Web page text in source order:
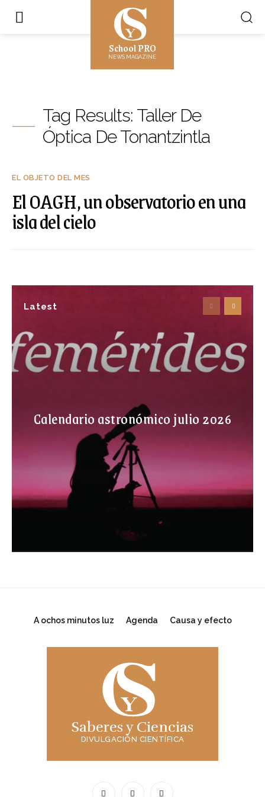
School PRO
NEWS MAGAZINE
Latest
Calendario astronómico julio 2026
Tag Results: Taller De
Óptica De Tonantzintla
EL OBJETO DEL MES
El OAGH, un observatorio en una
isla del cielo
A ochos minutos luz Agenda Causa y efecto
Saberes y Ciencias
DIVULGACIÓN CIENTÍFICA